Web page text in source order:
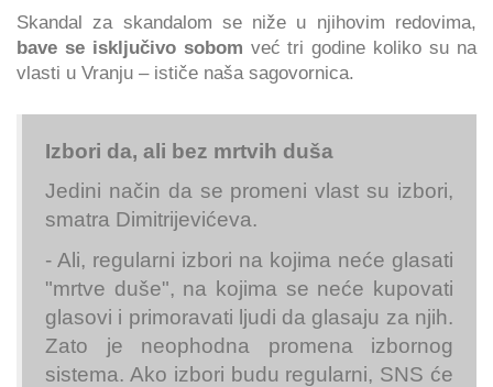
Skandal za skandalom se niže u njihovim redovima,
bave se isključivo sobom već tri godine koliko su na
vlasti u Vranju – ističe naša sagovornica.
Izbori da, ali bez mrtvih duša
Jedini način da se promeni vlast su izbori,
smatra Dimitrijevićeva.
- Ali, regularni izbori na kojima neće glasati
"mrtve duše", na kojima se neće kupovati
glasovi i primoravati ljudi da glasaju za njih.
Zato je neophodna promena izbornog
sistema. Ako izbori budu regularni, SNS će